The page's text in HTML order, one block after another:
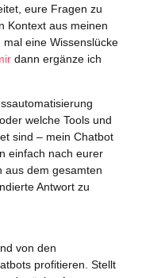
eure Fragen zu
Kontext aus meinen
eine Wissenslücke
dann ergänze ich
welche Tools und
sind – mein Chatbot
einfach nach eurer
aus dem gesamten
Antwort zu
von den
profitieren. Stellt